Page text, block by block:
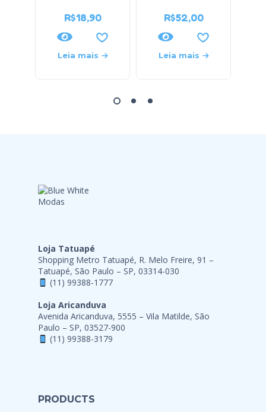
R$18,90
Leia mais
R$52,00
Leia mais
Loja Tatuapé
Shopping Metro Tatuapé, R. Melo Freire, 91 –
Tatuapé, São Paulo – SP, 03314-030
(11) 99388-1777
Loja Aricanduva
Avenida Aricanduva, 5555 – Vila Matilde, São
Paulo – SP, 03527-900
(11) 99388-3179
PRODUCTS